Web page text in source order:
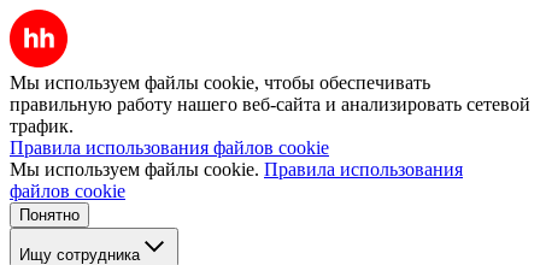
Мы используем файлы cookie, чтобы обеспечивать
правильную работу нашего веб-сайта и анализировать сетевой
трафик.
Правила использования файлов cookie
Мы используем файлы cookie. Правила использования
файлов cookie
Понятно
Ищу сотрудника